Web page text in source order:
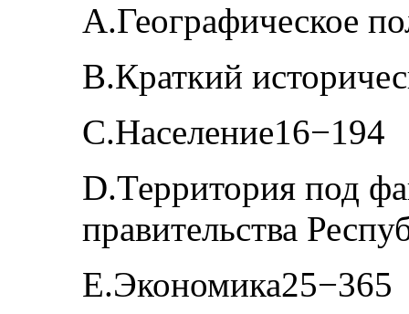
A.Географическое
B.Краткий
C.Население16−194
D.Территория под
правительства
E.Экономика25−365